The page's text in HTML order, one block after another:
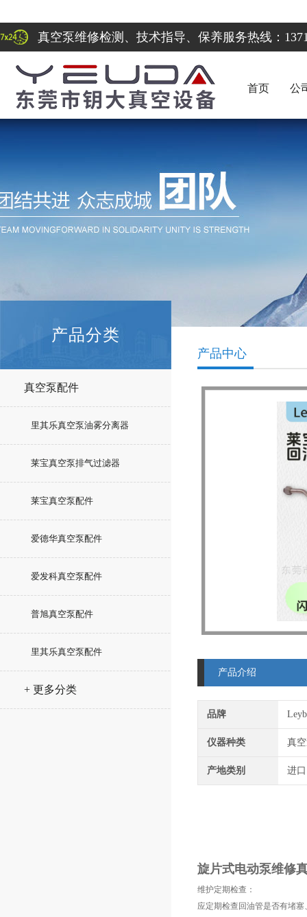
真空泵维修检测、技术指导、保养服务热线：
首页 公
产品分类
真空泵配件
里其乐真空泵油雾分离器
莱宝真空泵排气过滤器
莱宝真空泵配件
爱德华真空泵配件
爱发科真空泵配件
普旭真空泵配件
里其乐真空泵配件
+ 更多分类
产品中心
产品介绍
品牌
仪器种类 真
产地类别 进口
旋片式电动泵维修
维护定期检查：
应定期检查回油管是否有堵